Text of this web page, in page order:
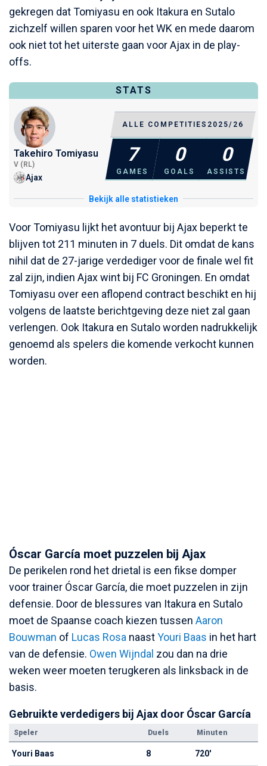
gekregen dat Tomiyasu en ook Itakura en Sutalo
zichzelf willen sparen voor het WK en mede daarom
ook niet tot het uiterste gaan voor Ajax in de play-
offs.
STATS
Takehiro Tomiyasu
V (RL)
Ajax
ALLE COMPETITIES 2025/26
7
GAMES
0
GOALS
0
ASSISTS
Bekijk alle statistieken
Voor Tomiyasu lijkt het avontuur bij Ajax beperkt te
blijven tot 211 minuten in 7 duels. Dit omdat de kans
nihil dat de 27-jarige verdediger voor de finale wel fit
zal zijn, indien Ajax wint bij FC Groningen. En omdat
Tomiyasu over een aflopend contract beschikt en hij
volgens de laatste berichtgeving deze niet zal gaan
verlengen. Ook Itakura en Sutalo worden nadrukkelijk
genoemd als spelers die komende verkocht kunnen
worden.
Óscar García moet puzzelen bij Ajax
De perikelen rond het drietal is een fikse domper
voor trainer Óscar García, die moet puzzelen in zijn
defensie. Door de blessures van Itakura en Sutalo
moet de Spaanse coach kiezen tussen Aaron
Bouwman of Lucas Rosa naastYouri Baas in het hart
van de defensie. Owen Wijndal zou dan na drie
weken weer moeten terugkeren als linksback in de
basis.
Gebruikte verdedigers bij Ajax door Óscar García
Speler Duels Minuten
Youri Baas 8 720'